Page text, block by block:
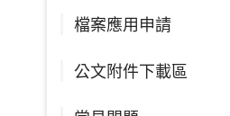
檔案應用申請
公文附件下載區